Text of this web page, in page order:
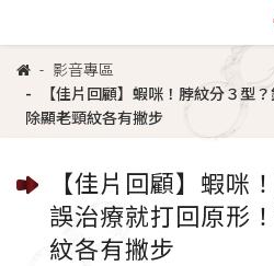
影音專區
【佳片回顧】蝦咪！脖紋分３型
除顯老頸紋各有撇步
【佳片回顧】蝦咪
誤治療就打回原形
紋各有撇步